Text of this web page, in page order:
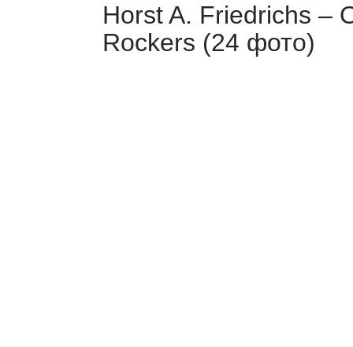
Horst A. Friedrichs –
Rockers (24 фото)